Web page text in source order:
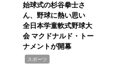
始球式の杉谷拳士さ
ん、野球に熱い思い
全日本学童軟式野球大
会 マクドナルド・トー
ナメントが開幕
スポーツ